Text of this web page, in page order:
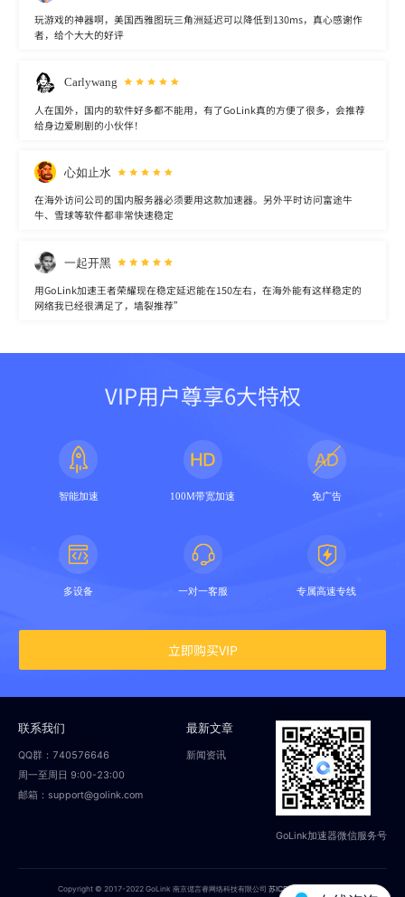
玩游戏的神器啊，美国西雅图玩三角洲延迟可以降低到130ms，真心感谢作
者，给个大大的好评
Carlywang
人在国外，国内的软件好多都不能用，有了GoLink真的方便了很多，会推荐
给身边爱刷剧的小伙伴！
心如止水
在海外访问公司的国内服务器必须要用这款加速器。另外平时访问富途牛
牛、雪球等软件都非常快速稳定
一起开黑
用GoLink加速王者荣耀现在稳定延迟能在150左右，在海外能有这样稳定的
网络我已经很满足了，墙裂推荐”
VIP用户尊享6大特权
智能加速 100M带宽加速 免广告
多设备 一对一客服 专属高速专线
立即购买VIP
联系我们
QQ群：740576646
周一至周日 9:00-23:00
邮箱：support@golink.com
最新文章
新闻资讯
GoLink加速器微信服务号
Copyright © 2017-2022 GoLink 南京偲言睿网络科技有限公司苏ICP备18014251号-2